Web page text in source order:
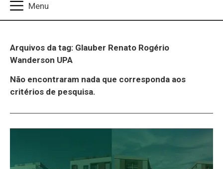
Arquivos da tag: Glauber Renato Rogério
Wanderson UPA
Não encontraram nada que corresponda aos
critérios de pesquisa.